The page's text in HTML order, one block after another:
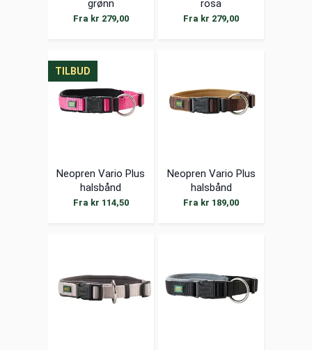
grønn
Fra kr 279,00
rosa
Fra kr 279,00
TILBUD
TILBUD
TILBUD
Neopren Vario Plus
halsbånd
bringebær...
Fra kr 114,50
Neopren Vario Plus
halsbånd
brun/kara...
Fra kr 189,00